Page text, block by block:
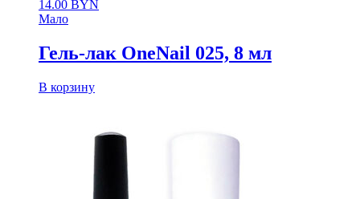
14.00 BYN
Мало
Гель-лак OneNail 025, 8 мл
В корзину